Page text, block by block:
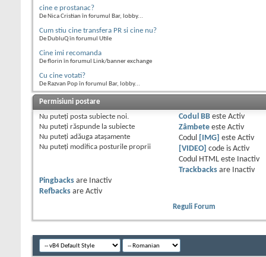
cine e prostanac?
De Nica Cristian în forumul Bar, lobby...
Cum stiu cine transfera PR si cine nu?
De DubluQ în forumul Utile
Cine imi recomanda
De florin în forumul Link/banner exchange
Cu cine votati?
De Razvan Pop în forumul Bar, lobby...
Permisiuni postare
Nu puteţi posta subiecte noi.
Nu puteţi răspunde la subiecte
Nu puteţi adăuga ataşamente
Nu puteţi modifica posturile proprii
Codul BBeste Activ
Zâmbeteeste Activ
Codul
[IMG] este Activ
[VIDEO] code is Activ
Codul HTML este
Inactiv
Trackbacksare
Inactiv
Pingbacks are
Inactiv
Refbacks are Activ
Reguli Forum